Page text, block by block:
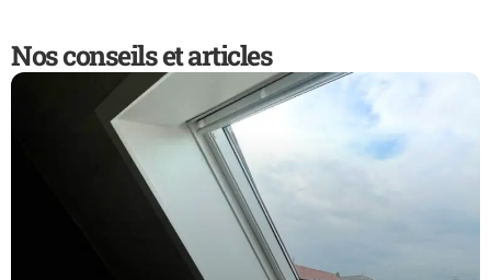
Nos conseils et articles